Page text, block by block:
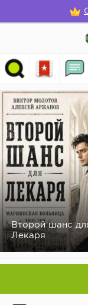
Второй шанс
Лекаря